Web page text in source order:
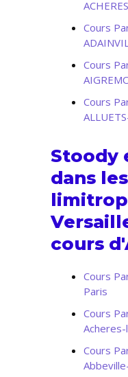
ACHERES
Cours
Cours
Cours
Stoody
dans
cours
Cours
Paris
Cours
Cours